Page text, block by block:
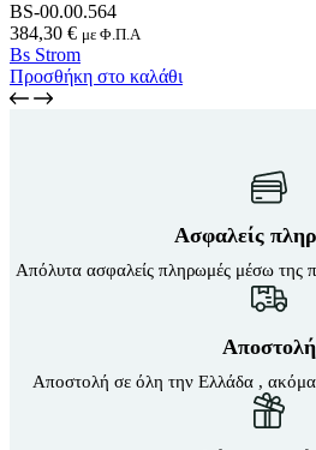
BS-00.00.564
384,30 € με Φ.Π.Α
Bs Strom
Προσθήκη στο καλάθι
Ασφαλείς
Απόλυτα ασφαλείς πληρωμές μέσω
Αποστολή
Αποστολή σε όλη την Ελλάδα , ακόμα